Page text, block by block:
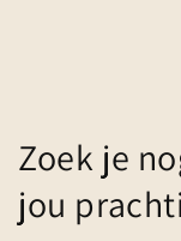
Zoek je
jou